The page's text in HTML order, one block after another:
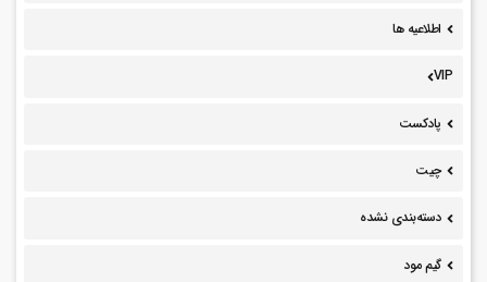
اطلاعیه ها
VIP
پادکست
چیت
دسته‌بندی نشده
گیم مود